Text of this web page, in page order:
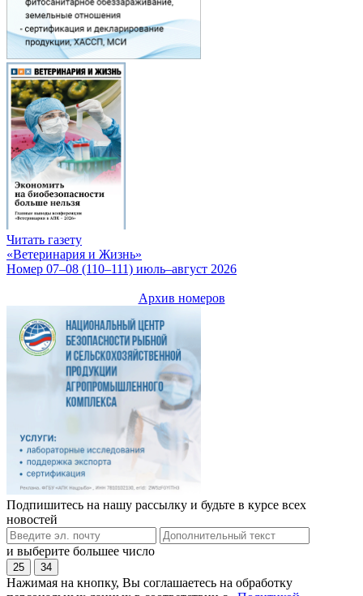
Читать газету
«Ветеринария и Жизнь»
Номер 07–08 (110–111) июль–август 2026
Архив номеров
Подпишитесь на нашу рассылку и будьте в курсе всех
новостей
и выберите большее число
25 34
Нажимая на кнопку, Вы соглашаетесь на обработку